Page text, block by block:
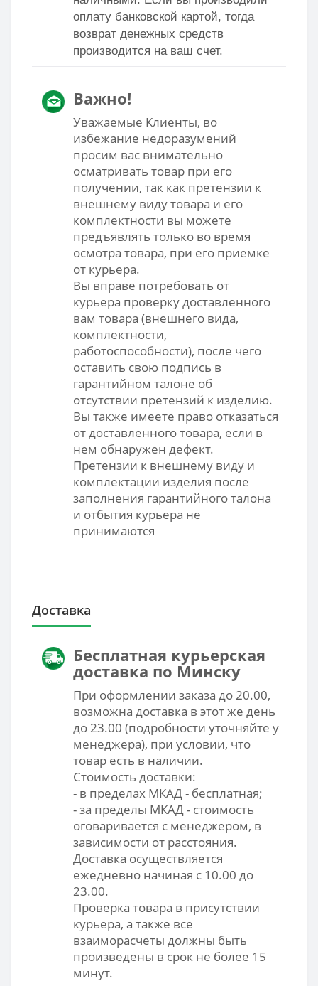
оплату банковской картой, тогда
возврат денежных средств
производится на ваш счет.
Важно!
Уважаемые Клиенты, во
избежание недоразумений
просим вас внимательно
осматривать товар при его
получении, так как претензии к
внешнему виду товара и его
комплектности вы можете
предъявлять только во время
осмотра товара, при его приемке
от курьера.
Вы вправе потребовать от
курьера проверку доставленного
вам товара (внешнего вида,
комплектности,
работоспособности), после чего
оставить свою подпись в
гарантийном талоне об
отсутствии претензий к изделию.
Вы также имеете право отказаться
от доставленного товара, если в
нем обнаружен дефект.
Претензии к внешнему виду и
комплектации изделия после
заполнения гарантийного талона
и отбытия курьера не
принимаются
Доставка
Бесплатная курьерская
доставка по Минску
При оформлении заказа до 20.00,
возможна доставка в этот же день
до 23.00 (подробности уточняйте у
менеджера), при условии, что
товар есть в наличии.
Стоимость доставки:
- в пределах МКАД - бесплатная;
- за пределы МКАД - стоимость
оговаривается с менеджером, в
зависимости от расстояния.
Доставка осуществляется
ежедневно начиная с 10.00 до
23.00.
Проверка товара в присутствии
курьера, а также все
взаиморасчеты должны быть
произведены в срок не более 15
минут.